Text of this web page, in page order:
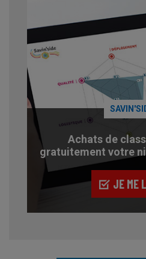
Achats de
gratuitement votre
JE ME